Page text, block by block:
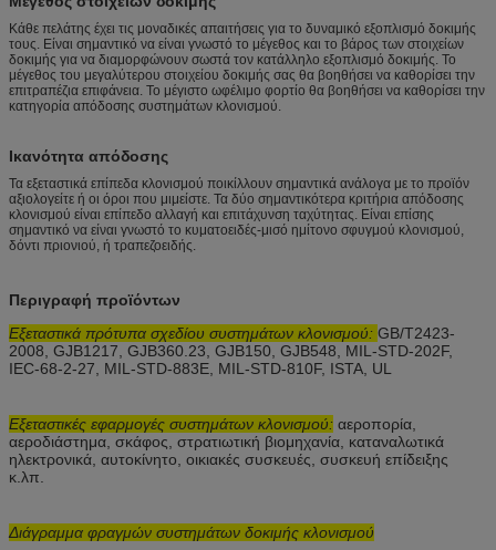
Κάθε πελάτης έχει τις μοναδικές απαιτήσεις για το δυναμικό εξοπλισμό δοκιμής
τους. Είναι σημαντικό να είναι γνωστό το μέγεθος και το βάρος των στοιχείων
δοκιμής για να διαμορφώνουν σωστά τον κατάλληλο εξοπλισμό δοκιμής. Το
μέγεθος του μεγαλύτερου στοιχείου δοκιμής σας θα βοηθήσει να καθορίσει την
επιτραπέζια επιφάνεια. Το μέγιστο ωφέλιμο φορτίο θα βοηθήσει να καθορίσει την
κατηγορία απόδοσης συστημάτων κλονισμού.
Ικανότητα απόδοσης
Τα εξεταστικά επίπεδα κλονισμού ποικίλλουν σημαντικά ανάλογα με το προϊόν
αξιολογείτε ή οι όροι που μιμείστε. Τα δύο σημαντικότερα κριτήρια απόδοσης
κλονισμού είναι επίπεδο αλλαγή και επιτάχυνση ταχύτητας. Είναι επίσης
σημαντικό να είναι γνωστό το κυματοειδές-μισό ημίτονο σφυγμού κλονισμού,
δόντι πριονιού, ή τραπεζοειδής.
Περιγραφή προϊόντων
Εξεταστικά πρότυπα σχεδίου συστημάτων κλονισμού: GB/T2423-
2008, GJB1217, GJB360.23, GJB150, GJB548, MIL-STD-202F,
IEC-68-2-27, MIL-STD-883E, MIL-STD-810F, ISTA, UL
Εξεταστικές εφαρμογές συστημάτων κλονισμού: αεροπορία,
αεροδιάστημα, σκάφος, στρατιωτική βιομηχανία, καταναλωτικά
ηλεκτρονικά, αυτοκίνητο, οικιακές συσκευές, συσκευή επίδειξης
κ.λπ.
Διάγραμμα φραγμών συστημάτων δοκιμής κλονισμού